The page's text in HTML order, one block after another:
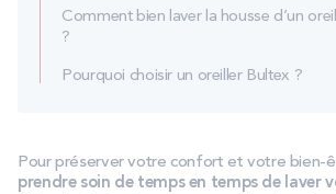
Comment bien laver la housse d’un
?
Pourquoi choisir un oreiller Bultex ?
Pour préserver votre confort et votre bien-
prendre soin de temps en temps de laver